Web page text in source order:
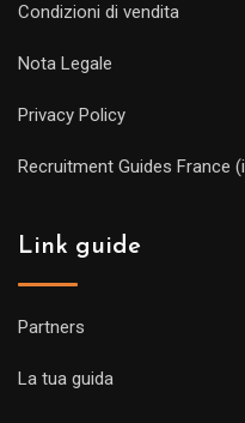
Condizioni di vendita
Nota Legale
Privacy Policy
Recruitment Guides France
Link guide
Partners
La tua guida